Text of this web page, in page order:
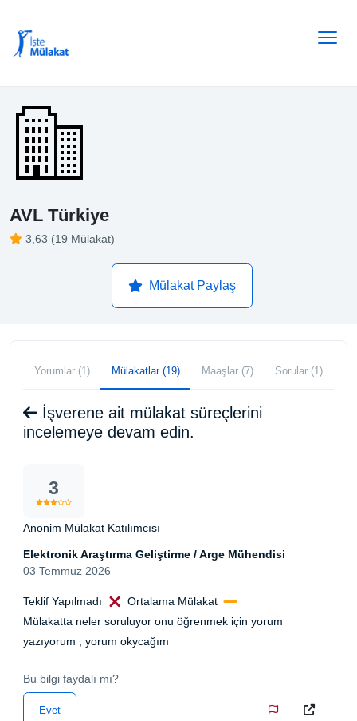
AVL Türkiye
3,63 (19 Mülakat)
Mülakat Paylaş
Yorumlar (1) Mülakatlar (19) Maaşlar (7) Sorular (1)
İşverene ait mülakat süreçlerini
incelemeye devam edin.
3
Anonim Mülakat Katılımcısı
Elektronik Araştırma Geliştirme / Arge Mühendisi
03 Temmuz 2026
Teklif Yapılmadı
Ortalama Mülakat
Mülakatta neler soruluyor onu öğrenmek için yorum
yazıyorum , yorum okycağım
Bu bilgi faydalı mı?
Evet